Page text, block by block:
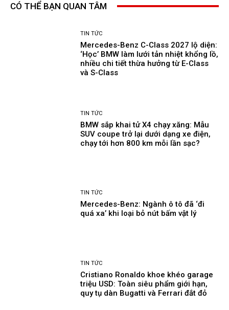
CÓ THỂ BẠN QUAN TÂM
TIN TỨC
Mercedes-Benz C-Class 2027 lộ diện:
‘Học’ BMW làm lưới tản nhiệt khổng lồ,
nhiều chi tiết thừa hưởng từ E-Class
và S-Class
TIN TỨC
BMW sắp khai tử X4 chạy xăng: Mẫu
SUV coupe trở lại dưới dạng xe điện,
chạy tới hơn 800 km mỗi lần sạc?
TIN TỨC
Mercedes-Benz: Ngành ô tô đã ‘đi
quá xa’ khi loại bỏ nút bấm vật lý
TIN TỨC
Cristiano Ronaldo khoe khéo garage
triệu USD: Toàn siêu phẩm giới hạn,
quy tụ dàn Bugatti và Ferrari đắt đỏ